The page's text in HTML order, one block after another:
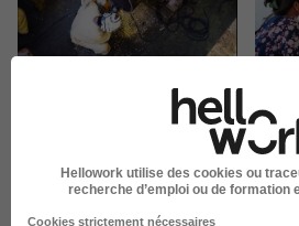
Hellowork utilise des cookies ou
recherche d’emploi ou de formation
Cookies strictement nécessaires